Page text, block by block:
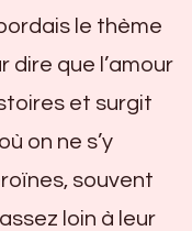
le thème
dire que l’amour
et surgit
on ne s’y
souvent
loin à leur